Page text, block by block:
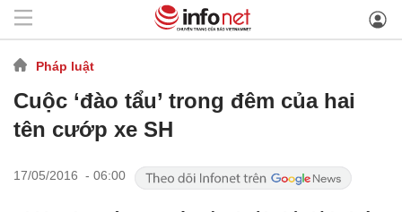
Pháp luật
Cuộc ‘đào tẩu’ trong đêm của hai
tên cướp xe SH
17/05/2016 - 06:00